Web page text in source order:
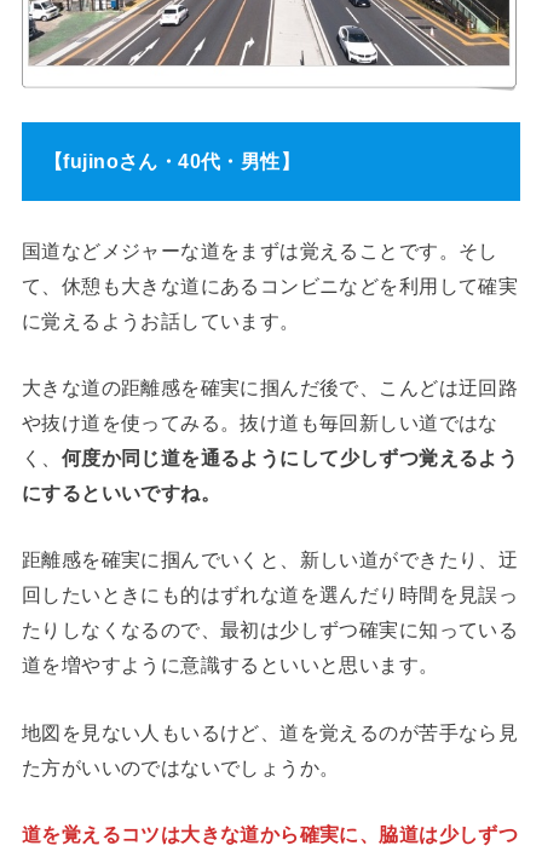
【fujinoさん・40代・男性】
国道などメジャーな道をまずは覚えることです。そし
て、休憩も大きな道にあるコンビニなどを利用して確実
に覚えるようお話しています。
大きな道の距離感を確実に掴んだ後で、こんどは迂回路
や抜け道を使ってみる。抜け道も毎回新しい道ではな
く、 何度か同じ道を通るようにして少しずつ覚えるよう
にするといいですね。
距離感を確実に掴んでいくと、新しい道ができたり、迂
回したいときにも的はずれな道を選んだり時間を見誤っ
たりしなくなるので、最初は少しずつ確実に知っている
道を増やすように意識するといいと思います。
地図を見ない人もいるけど、道を覚えるのが苦手なら見
た方がいいのではないでしょうか。
道を覚えるコツは大きな道から確実に、脇道は少しずつ